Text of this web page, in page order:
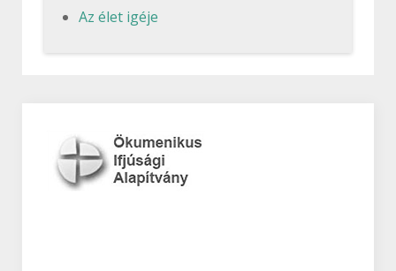
Az élet igéje